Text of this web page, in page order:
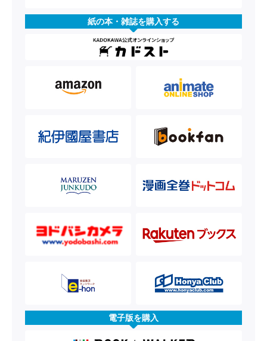
紙の本・雑誌を購入する
電子版を購入